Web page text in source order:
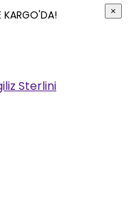
KARGO'DA!
Sterlini
×
×